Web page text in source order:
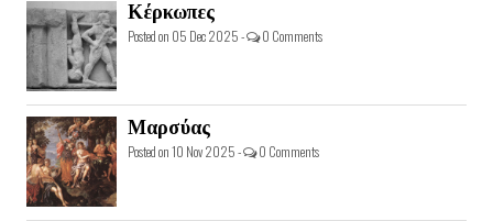
Κέρκωπες
Posted on 05 Dec 2025 - 0 Comments
Μαρσύας
Posted on 10 Nov 2025 - 0 Comments